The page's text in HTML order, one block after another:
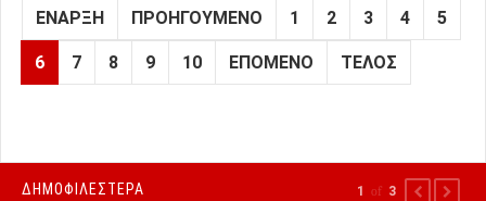
ΈΝΑΡΞΗ ΠΡΟΗΓΟΎΜΕΝΟ 1 2 3 4 5
6 7 8 9 10 ΕΠΌΜΕΝΟ ΤΈΛΟΣ
ΔΗΜΟΦΙΛΕΣΤΕΡΑ 1 of 3 PREVIOUS
NEXT